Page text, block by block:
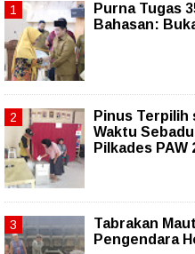
Purna Tugas
Bahasan:
Pinus Terpilih
Waktu
Pilkades PAW
Tabrakan
Pengendara